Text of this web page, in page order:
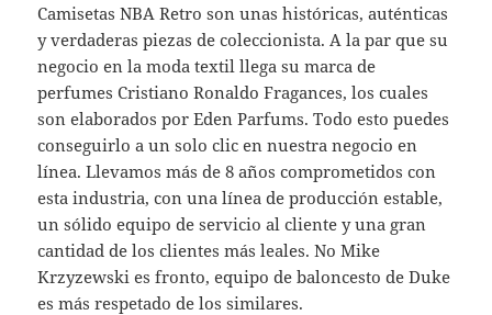
Camisetas NBA Retro son unas históricas, auténticas
y verdaderas piezas de coleccionista. A la par que su
negocio en la moda textil llega su marca de
perfumes Cristiano Ronaldo Fragances, los cuales
son elaborados por Eden Parfums. Todo esto puedes
conseguirlo a un solo clic en nuestra negocio en
línea. Llevamos más de 8 años comprometidos con
esta industria, con una línea de producción estable,
un sólido equipo de servicio al cliente y una gran
cantidad de los clientes más leales. No Mike
Krzyzewski es fronto, equipo de baloncesto de Duke
es más respetado de los similares.